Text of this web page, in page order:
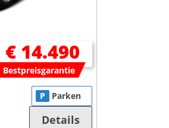
€ 14.490
Bestpreisgarantie
P Parken
Details